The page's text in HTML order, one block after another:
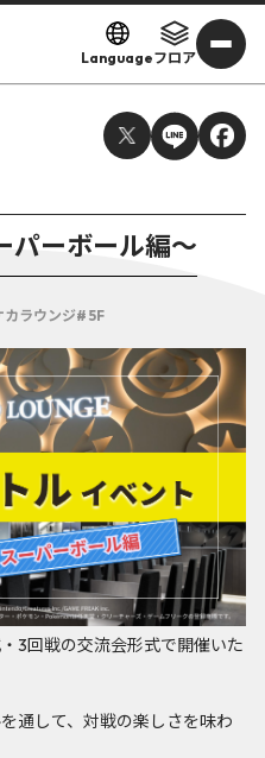
Languageフロア
パーボール編～
カラウンジ# 5F
3回戦の交流会形式で開催いた
通して、対戦の楽しさを味わ